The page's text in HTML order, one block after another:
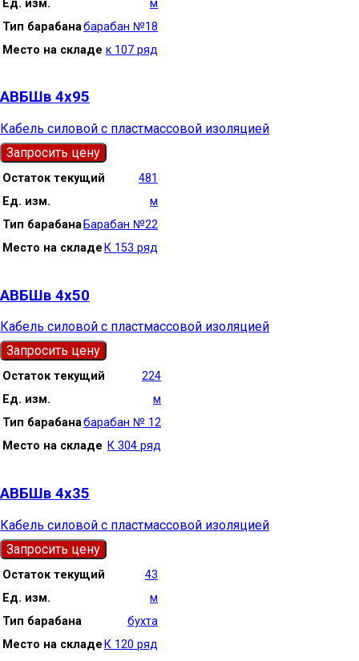
Ед. изм.
м
Тип барабанабарабан №18
Место на складе к 107 ряд
АВБШв 4х95
Кабель силовой с пластмассовой изоляцией
Запросить цену
Остаток текущий
481
Ед. изм.
м
Тип барабана Барабан №22
Место на складе К 153 ряд
АВБШв 4х50
Кабель силовой с пластмассовой изоляцией
Запросить цену
Остаток текущий
224
Ед. изм.
м
Тип барабанабарабан № 12
Место на складе К 304 ряд
АВБШв 4х35
Кабель силовой с пластмассовой изоляцией
Запросить цену
Остаток текущий
43
Ед. изм.
м
Тип барабана
бухта
Место на складе К 120 ряд